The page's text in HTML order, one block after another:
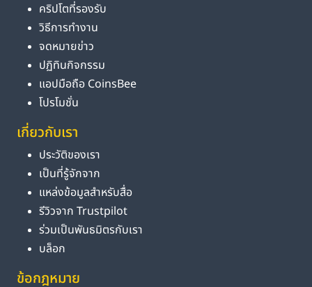
คริปโตที่รองรับ
วิธีการทำงาน
จดหมายข่าว
ปฏิทินกิจกรรม
แอปมือถือ CoinsBee
โปรโมชั่น
เกี่ยวกับเรา
ประวัติของเรา
เป็นที่รู้จักจาก
แหล่งข้อมูลสำหรับสื่อ
รีวิวจาก Trustpilot
ร่วมเป็นพันธมิตรกับเรา
บล็อก
ข้อกฎหมาย